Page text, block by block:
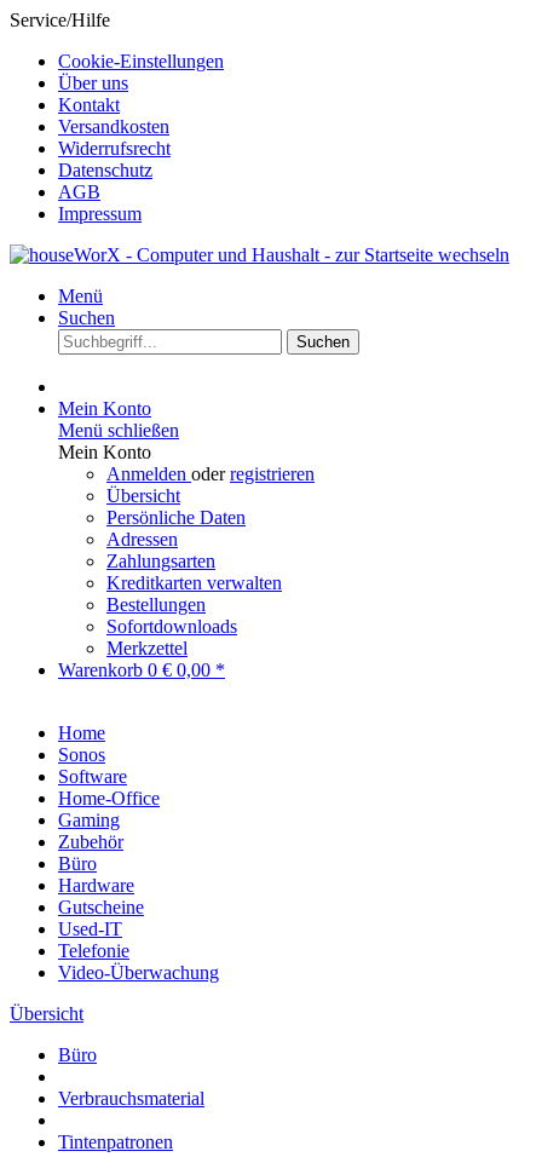
Service/Hilfe
Cookie-Einstellungen
Über uns
Kontakt
Versandkosten
Widerrufsrecht
Datenschutz
AGB
Impressum
Menü
Suchen
Suchen
Mein Konto
Menü schließen
Mein Konto
Anmelden oderregistrieren
Übersicht
Persönliche Daten
Adressen
Zahlungsarten
Kreditkarten verwalten
Bestellungen
Sofortdownloads
Merkzettel
Warenkorb 0 € 0,00 *
Home
Sonos
Software
Home-Office
Gaming
Zubehör
Büro
Hardware
Gutscheine
Used-IT
Telefonie
Video-Überwachung
Übersicht
Büro
Verbrauchsmaterial
Tintenpatronen